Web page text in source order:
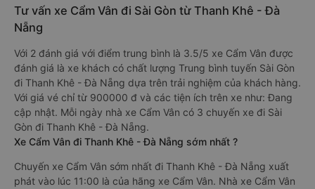
Tư vấn xe Cẩm Vân đi Sài Gòn từ Thanh Khê - Đà
Nẵng
Với 2 đánh giá với điểm trung bình là 3.5/5 xe Cẩm Vân được
đánh giá là xe khách có chất lượng Trung bình tuyến Sài Gòn
đi Thanh Khê - Đà Nẵng dựa trên trải nghiệm của khách hàng.
Với giá vé chỉ từ 900000 đ và các tiện ích trên xe như: Đang
cập nhật. Mỗi ngày nhà xe Cẩm Vân có 3 chuyến xe đi Sài
Gòn đi Thanh Khê - Đà Nẵng.
Xe Cẩm Vân đi Thanh Khê - Đà Nẵng sớm nhất ?
Chuyến xe Cẩm Vân sớm nhất đi Thanh Khê - Đà Nẵng xuất
phát vào lúc 11:00 là của hãng xe Cẩm Vân. Nhà xe Cẩm Vân